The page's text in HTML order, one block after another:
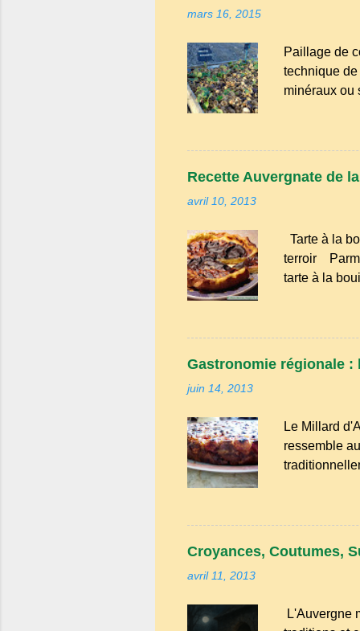
mars 16, 2015
Paillage de
technique
minéraux ou
conserve
d'atteindre
intempéries
Amélioration
Tailles,
Recette Auvergnate de
avril 10, 2013
Tarte à la
terroir Parmi
tarte à la
familiales
tendresse.
cette tarte
modestes :
grenier. Pas
Gastronomie régionale :
juin 14, 2013
Le Millard
ressemble
cerises.
faut aussi 3
passez les
Croyances, Coutumes,
avril 11, 2013
L'Auvergne